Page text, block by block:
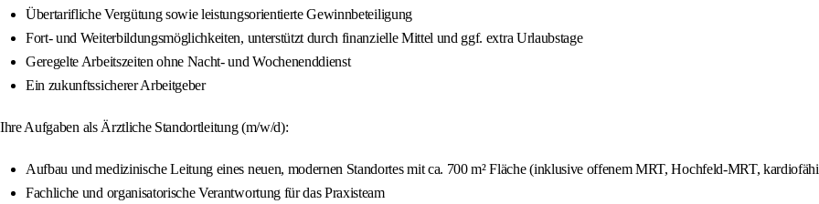
Übertarifliche Vergütung sowie leistungsorientierte Gewinnbeteiligung
Fort- und Weiterbildungsmöglichkeiten, unterstützt durch finanzielle Mittel und ggf. extra Urlaubstage
Geregelte Arbeitszeiten ohne Nacht- und Wochenenddienst
Ein zukunftssicherer Arbeitgeber
Ihre Aufgaben als Ärztliche Standortleitung (m/w/d):
Aufbau und medizinische Leitung eines neuen, modernen Standortes mit ca. 700 m² Fläche (inklusive offenem MRT, Hochfeld-MRT,
Fachliche und organisatorische Verantwortung für das Praxisteam